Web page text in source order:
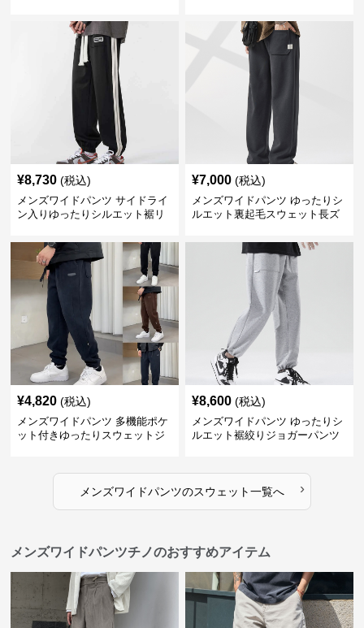
¥8,730 (税込)
メンズワイドパンツ サイドライ
ン入りゆったりシルエット裾リ
¥7,000 (税込)
メンズワイドパンツ ゆったりシ
ルエット裏起毛スウェット長ズ
¥4,820 (税込)
メンズワイドパンツ 多機能ポケ
ット付きゆったりスウェットジ
¥8,600 (税込)
メンズワイドパンツ ゆったりシ
ルエット裾絞りジョガーパンツ
メンズワイドパンツのスウェット一覧へ ›
メンズワイドパンツチノのおすすめアイテム